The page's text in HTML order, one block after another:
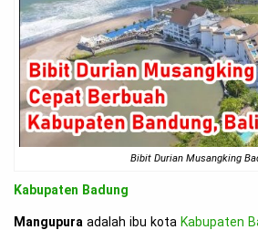
Bibit Durian Musangking
Kabupaten Badung
Mangupura adalah ibu kota Kabupaten